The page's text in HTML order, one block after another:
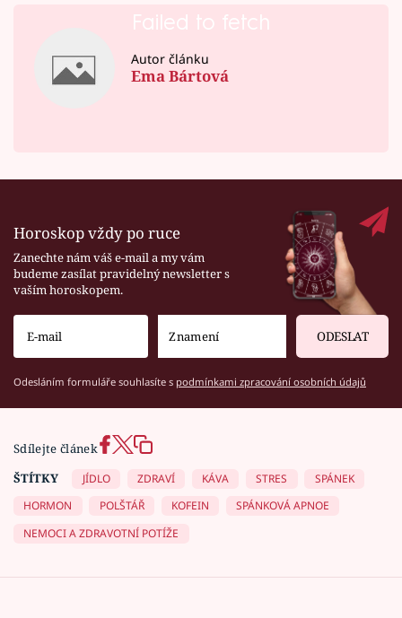
Failed to fetch
Autor článku
Ema Bártová
Horoskop vždy po ruce
Zanechte nám váš e-mail a my vám
budeme zasílat pravidelný newsletter s
vaším horoskopem.
ODESLAT
Odesláním formuláře souhlasíte s podmínkami zpracování osobních údajů
Sdílejte článek
ŠTÍTKY
JÍDLO ZDRAVÍ KÁVA STRES
SPÁNEK
HORMON
POLŠTÁŘ KOFEIN
SPÁNKOVÁ APNOE
NEMOCI A ZDRAVOTNÍ POTÍŽE